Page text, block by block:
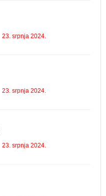
23. srpnja 2024.
23. srpnja 2024.
23. srpnja 2024.